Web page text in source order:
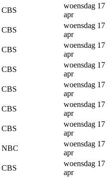
CBS
woensdag 17
apr
CBS
woensdag 17
apr
CBS
woensdag 17
apr
CBS
woensdag 17
apr
CBS
woensdag 17
apr
CBS
woensdag 17
apr
CBS
woensdag 17
apr
NBC
woensdag 17
apr
CBS
woensdag 17
apr